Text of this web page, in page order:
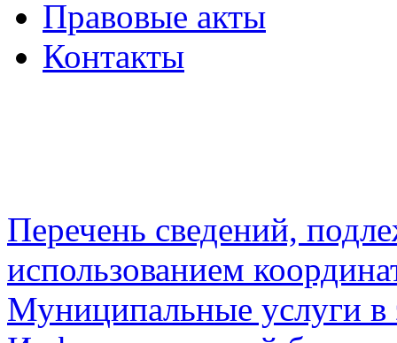
Правовые акты
Контакты
Перечень сведений,
использованием
Муниципальные услуги в